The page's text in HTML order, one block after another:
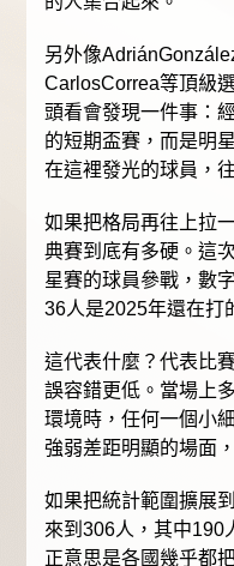
另外像
CarlosCorrea等頂級
頭看會發現一件事：
的短期盃賽，而是明
在這裡發光的球員，
如果把格局再往上拉
典賽到底有多硬。這
星賽的球員參戰，數
36人是2025年還在打
這代表什麼？代表比
誤容錯更低。當場上
環境時，任何一個小
強弱差距明顯的場面
如果把統計範圍擴展
來到306人，其中190
正意思是各國幾乎都